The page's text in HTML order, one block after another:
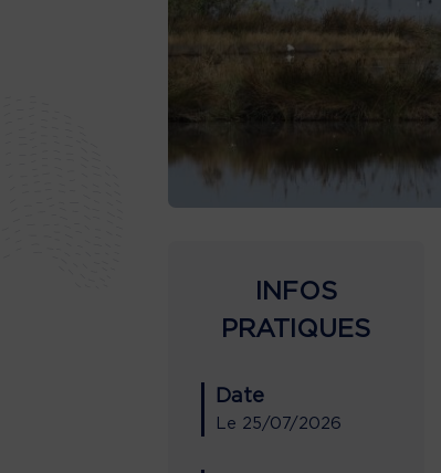
INFOS
PRATIQUES
Date
Le 25/07/2026